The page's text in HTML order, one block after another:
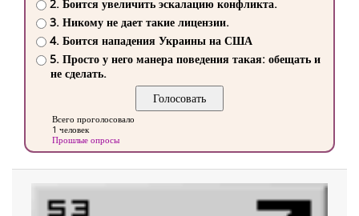
2. Боится увеличить эскалацию конфликта.
3. Никому не дает такие лицензии.
4. Боится нападения Украины на США
5. Просто у него манера поведения такая: обещать и
не сделать.
Всего проголосовало
1 человек
Прошлые опросы